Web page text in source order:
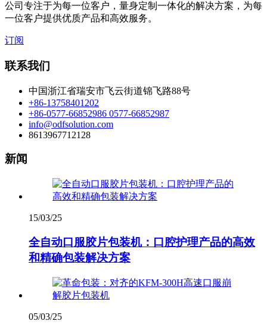
公司专注于为每一位客户，量身定制一体化的解决方案，为每
一位客户提供优质产品和高效服务。
订阅
联系我们
中国浙江省瑞安市飞云街道锦飞路88号
+86-13758401202
+86-0577-66852986 0577-66852987
info@odfsolution.com
8613967712128
新闻
15/03/25
全自动口服胶片包装机：口腔护理产品的高效
和精确包装解决方案
05/03/25